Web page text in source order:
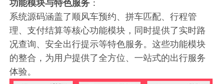
功能模块与特色服务 ：
系统源码涵盖了顺风车预约、拼车匹配、行程管
理、支付结算等核心功能模块，同时提供了实时路
况查询、安全出行提示等特色服务。这些功能模块
的整合，为用户提供了全方位、一站式的出行服务
体验。